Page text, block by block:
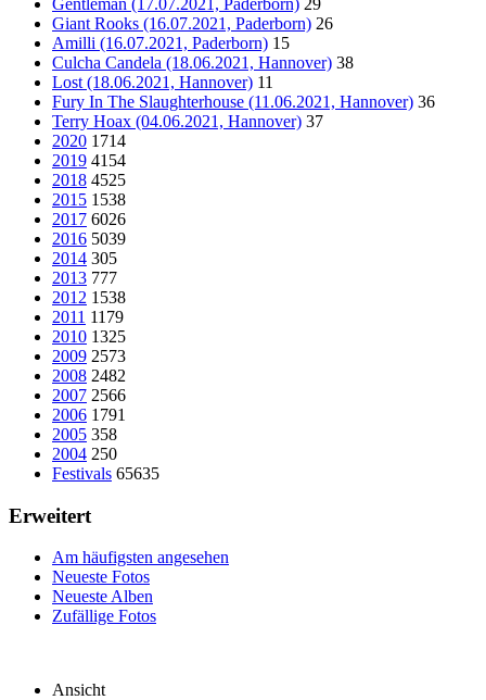
Giant Rooks (16.07.2021, Paderborn) 26
Amilli (16.07.2021, Paderborn) 15
Culcha Candela (18.06.2021, Hannover) 38
Lost (18.06.2021, Hannover) 11
Fury In The Slaughterhouse (11.06.2021, Hannover) 36
Terry Hoax (04.06.2021, Hannover) 37
2020 1714
2019 4154
2018 4525
2015 1538
2017 6026
2016 5039
2014 305
2013 777
2012 1538
2011 1179
2010 1325
2009 2573
2008 2482
2007 2566
2006 1791
2005 358
2004 250
Festivals 65635
Erweitert
Am häufigsten angesehen
Neueste Fotos
Neueste Alben
Zufällige Fotos
Ansicht